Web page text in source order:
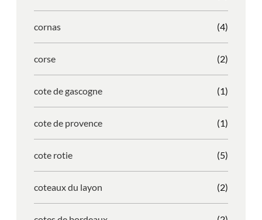
cornas (4)
corse (2)
cote de gascogne (1)
cote de provence (1)
cote rotie (5)
coteaux du layon (2)